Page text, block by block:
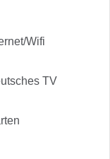
Wifi
TV